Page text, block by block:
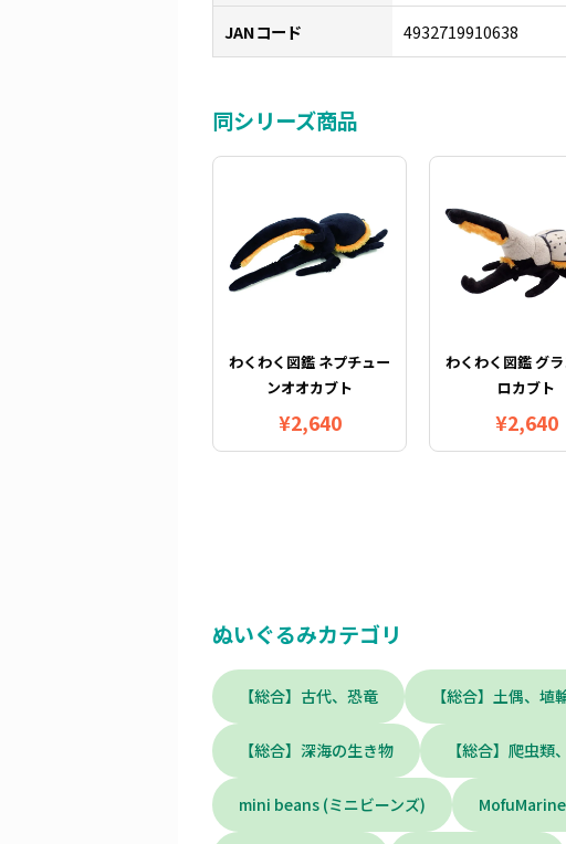
JANコード 4932719910638
同シリーズ商品
わくわく図鑑 ネプチュー
ンオオカブト
¥2,640
わくわく図鑑 グ
ロカブト
¥2,640
ぬいぐるみカテゴリ
【総合】古代、恐竜 【総合】土偶、埴
【総合】深海の生き物 【総合】爬虫類
mini beans (ミニビーンズ)